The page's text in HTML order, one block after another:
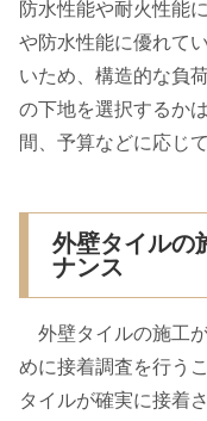
防水性能や耐火性能
や防水性能に優れて
いため、構造的な負
の下地を選択するか
間、予算などに応じ
外壁タイルの
ナンス
外壁タイルの施工
めに接着調査を行う
タイルが確実に接着